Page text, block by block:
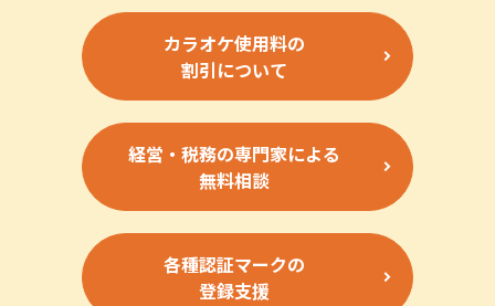
カラオケ使用料の
割引について
経営・税務の専門家による
無料相談
各種認証マークの
登録支援